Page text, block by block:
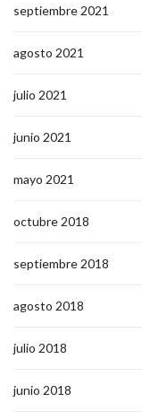
septiembre 2021
agosto 2021
julio 2021
junio 2021
mayo 2021
octubre 2018
septiembre 2018
agosto 2018
julio 2018
junio 2018